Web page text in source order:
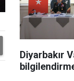
Diyarbakır